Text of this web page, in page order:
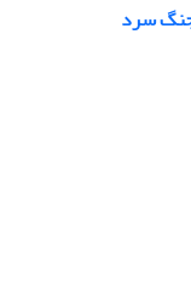
سرد